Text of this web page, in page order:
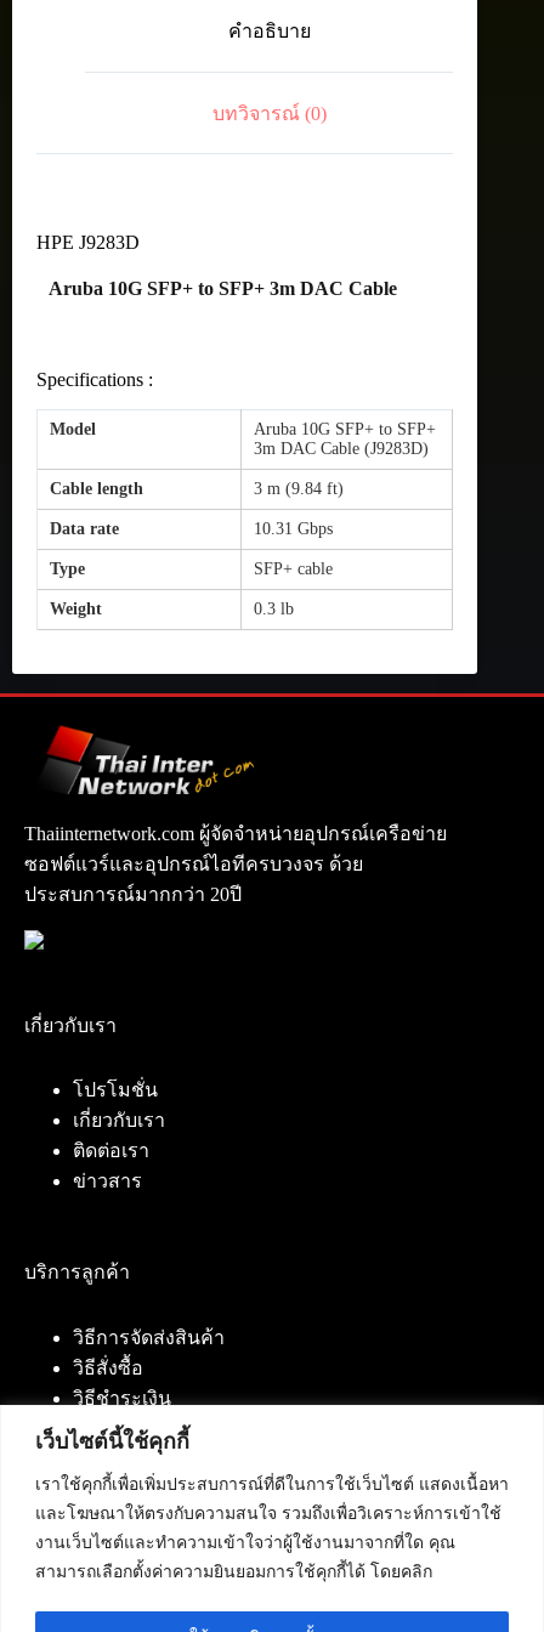
เว็บไซต์นี้ใช้คุกกี้
เราใช้คุกกี้เพื่อเพิ่มประสบการณ์ที่ดีในการใช้เว็บไซต์ แสดงเนื้อหา
และโฆษณาให้ตรงกับความสนใจ รวมถึงเพื่อวิเคราะห์การเข้าใช้
งานเว็บไซต์และทำความเข้าใจว่าผู้ใช้งานมาจากที่ใด คุณ
สามารถเลือกตั้งค่าความยินยอมการใช้คุกกี้ได้ โดยคลิก
คำอธิบาย
บทวิจารณ์ (0)
HPE J9283D
Aruba 10G SFP+ to SFP+ 3m DAC Cable
Specifications :
Model
Aruba 10G SFP+ to SFP+
3m DAC Cable (J9283D)
Cable length 3 m (9.84 ft)
Data rate 10.31 Gbps
Type SFP+ cable
Weight 0.3 lb
Thaiinternetwork.com ผู้จัดจำหน่ายอุปกรณ์เครือข่าย
ซอฟต์แวร์และอุปกรณ์ไอทีครบวงจร ด้วย
ประสบการณ์มากกว่า 20ปี
เกี่ยวกับเรา
โปรโมชั่น
เกี่ยวกับเรา
ติดต่อเรา
ข่าวสาร
บริการลูกค้า
วิธีการจัดส่งสินค้า
วิธีสั่งซื้อ
วิธีชำระเงิน
ติดต่อเรา
บริษัท เน็ทฟิวชั่น คอมมิวนิเคชั่น จำกัด 420/94 ถนน
นัมเบอร์วัน-ราม 2 แขวงดอกไม้, เขตประเวศ
กรุงเทพมหานคร 10250